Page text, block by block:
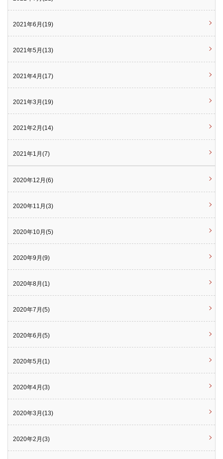
2021年6月(19)
2021年5月(13)
2021年4月(17)
2021年3月(19)
2021年2月(14)
2021年1月(7)
2020年12月(6)
2020年11月(3)
2020年10月(5)
2020年9月(9)
2020年8月(1)
2020年7月(5)
2020年6月(5)
2020年5月(1)
2020年4月(3)
2020年3月(13)
2020年2月(3)